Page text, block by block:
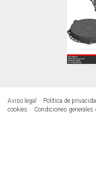
Aviso legal Política de
cookies
Condiciones generales